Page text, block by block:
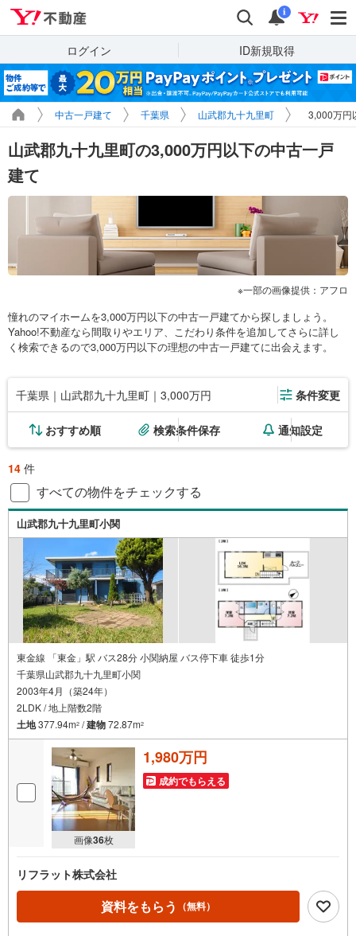
検索 通知
i
ログイン ID新規取得
中古一戸建て 千葉県 山武郡九十九里町 3,000万円
山武郡九十九里町の3,000万円以下の中古一戸
建て
一部の画像提供：アフロ
憧れのマイホームを3,000万円以下の中古一戸建てから探しましょう。
Yahoo!不動産なら間取りやエリア、こだわり条件を追加してさらに詳し
く検索できるので3,000万円以下の理想の中古一戸建てに出会えます。
千葉県｜山武郡九十九里町｜3,000万円 条件変更
おすすめ順 検索条件保存 通知設定
14 件
すべての物件をチェックする
山武郡九十九里町小関
東金線 「東金」駅 バス28分 小関納屋 バス停下車 徒歩1分
千葉県山武郡九十九里町小関
2003年4月（築24年）
2LDK / 地上階数2階
土地377.94m2 /建物72.87m2
画像36枚
1,980万円
成約でもらえる
リフラット株式会社
資料をもらう （無料）